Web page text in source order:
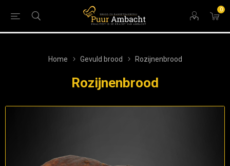
0
Home Gevuld brood Rozijnenbrood
Rozijnenbrood